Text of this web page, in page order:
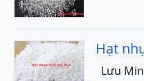
Hạt
Lưu